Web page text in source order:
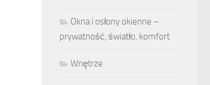
Okna i osłony okienne –
prywatność, światło, komfort
Wnętrze